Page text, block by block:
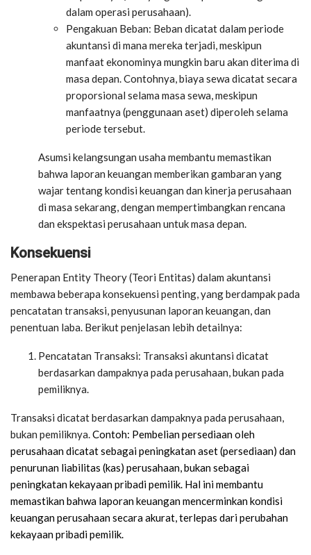
dalam operasi perusahaan).
Pengakuan Beban: Beban dicatat dalam periode
akuntansi di mana mereka terjadi, meskipun
manfaat ekonominya mungkin baru akan diterima di
masa depan. Contohnya, biaya sewa dicatat secara
proporsional selama masa sewa, meskipun
manfaatnya (penggunaan aset) diperoleh selama
periode tersebut.
Asumsi kelangsungan usaha membantu memastikan
bahwa laporan keuangan memberikan gambaran yang
wajar tentang kondisi keuangan dan kinerja perusahaan
di masa sekarang, dengan mempertimbangkan rencana
dan ekspektasi perusahaan untuk masa depan.
Konsekuensi
Penerapan Entity Theory (Teori Entitas) dalam akuntansi
membawa beberapa konsekuensi penting, yang berdampak pada
pencatatan transaksi, penyusunan laporan keuangan, dan
penentuan laba. Berikut penjelasan lebih detailnya:
Pencatatan Transaksi: Transaksi akuntansi dicatat
berdasarkan dampaknya pada perusahaan, bukan pada
pemiliknya.
Transaksi dicatat berdasarkan dampaknya pada perusahaan,
bukan pemiliknya.Contoh: Pembelian persediaan oleh
perusahaan dicatat sebagai peningkatan aset (persediaan) dan
penurunan liabilitas (kas) perusahaan, bukan sebagai
peningkatan kekayaan pribadi pemilik. Hal ini membantu
memastikan bahwa laporan keuangan mencerminkan kondisi
keuangan perusahaan secara akurat, terlepas dari perubahan
kekayaan pribadi pemilik.